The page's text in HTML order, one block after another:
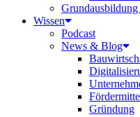
Wissen
Podcast
News & Blog
Gründung